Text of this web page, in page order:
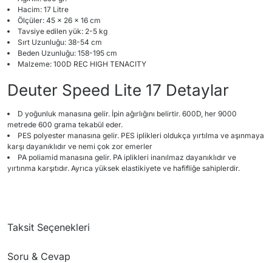
Hacim: 17 Litre
Ölçüler: 45 x 26 x 16 cm
Tavsiye edilen yük: 2-5 kg
Sırt Uzunluğu: 38-54 cm
Beden Uzunluğu: 158-195 cm
Malzeme: 100D REC HIGH TENACITY
Deuter Speed Lite 17 Detaylar
D yoğunluk manasına gelir. İpin ağırlığını belirtir. 600D, her 9000
metrede 600 grama tekabül eder.
PES polyester manasına gelir. PES iplikleri oldukça yırtılma ve aşınmaya
karşı dayanıklıdır ve nemi çok zor emerler
PA poliamid manasına gelir. PA iplikleri inanılmaz dayanıklıdır ve
yırtınma karşıtıdır. Ayrıca yüksek elastikiyete ve hafifliğe sahiplerdir.
Taksit Seçenekleri
Soru & Cevap